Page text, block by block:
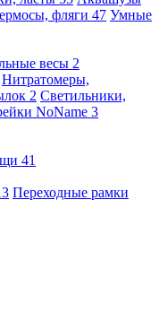
фляги 47 Умные
весы 2
Нитратомеры,
2 Светильники,
NoName 3
41
Переходные рамки